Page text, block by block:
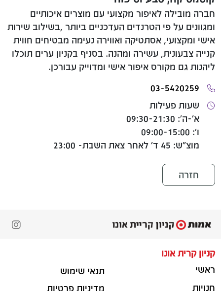
חברה מובילה לאיפור מקצועי עם מוצרים איכותיים
ומגוונים על פי הטרנדים העדכניים ביותר ,בשילוב שירות
אישי ומקצועי, אסתטיקה ואווירה נעימה מבטיחים חווית
קנייה צבעונית, עשירה ומהנה. בסניף בקניון ערים תוכלו
ליהנות גם מקורס איפור אישי ומדוייק עבורכן.
03-5420259
שעות פעילות
א'-ה': 09:30-21:30
ו': 09:00-15:00
מוצ"ש: 45 ד' לאחר צאת השבת- 23:00
חזרה
קניון קרית אונו
ראשי
חנויות
תנאי שימוש
מדיניות פרטיות